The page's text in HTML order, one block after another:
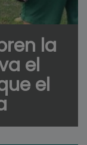
la
el
el